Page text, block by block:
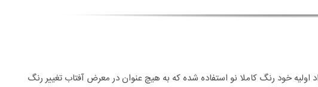
اولیه خود رنگ کاملا نو استفاده شده که به هیچ عنوان در معرض آفتاب تغییر رنگ